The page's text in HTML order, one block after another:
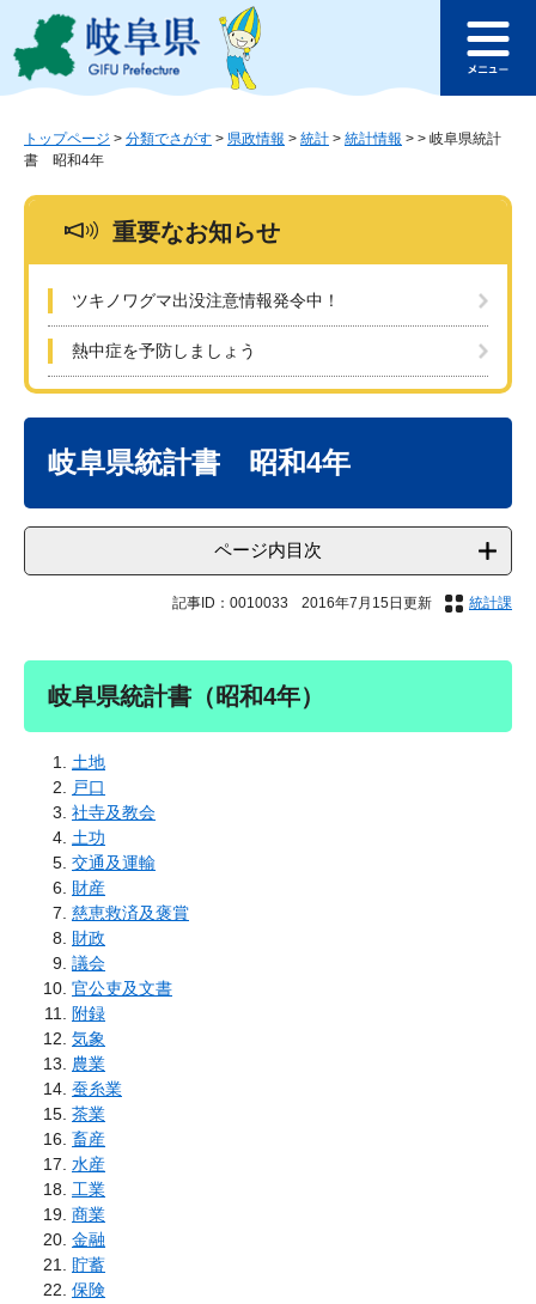
ジ
ュ
このページの本文へ
ュ
トップページ > 分類でさがす > 県政情報 > 統計 > 統計情報 > > 岐阜県統計
書 昭和4年
重要なお知らせ
ツキノワグマ出没注意情報発令中！
熱中症を予防しましょう
岐阜県統計書 昭和4年
ページ内目次
記事ID：0010033 2016年7月15日更新 統計課
岐阜県統計書（昭和4年）
土地
戸口
社寺及教会
土功
交通及運輸
財産
慈恵救済及褒賞
財政
議会
官公吏及文書
附録
気象
農業
蚕糸業
茶業
畜産
水産
工業
商業
金融
貯蓄
保険